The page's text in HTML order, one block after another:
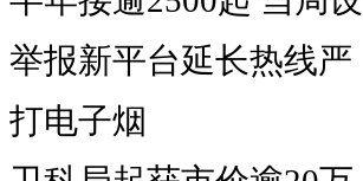
举报新平台延长热线严
打电子烟